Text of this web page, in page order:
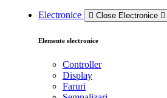
Electronice Close Electronice
Elemente electronice
Controller
Display
Faruri